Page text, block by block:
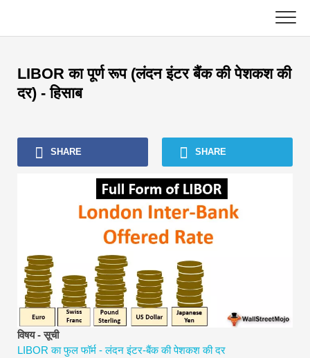
content
लेखांकन ट्यूटोरियल
एक्सेल, VBA और पावर BI
निवेश बैंकिंग ट्यूटोरियल
वित्त करियर मार्गदर्शक
वित्त प्रमाणन संसाधन
वित्तीय मॉडलिंग ट्यूटोरियल
पूर्ण प्रपत्र
LIBOR का पूर्ण रूप (लंदन इंटर बैंक की पेशकश की
दर) - हिसाब
SHARE SHARE
विषय - सूची
LIBOR का फुल फॉर्म - लंदन इंटर-बैंक की पेशकश की दर